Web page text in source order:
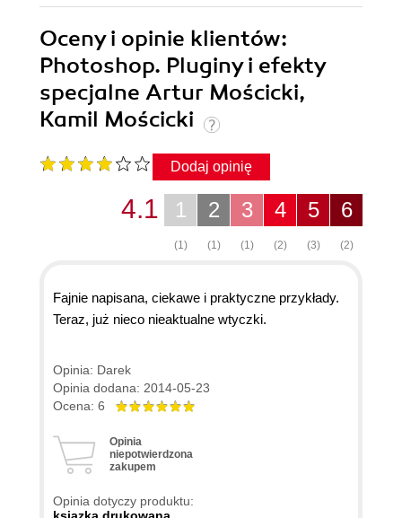
Oceny i opinie klientów:
Photoshop. Pluginy i efekty
specjalne Artur Mościcki,
Kamil Mościcki
Dodaj opinię
6
(2)
5
(3)
4
(2)
3
(1)
2
(1)
1
(1)
4.1
Fajnie napisana, ciekawe i praktyczne przykłady.
Teraz, już nieco nieaktualne wtyczki.
Opinia: Darek
Opinia dodana: 2014-05-23
Ocena: 6
Opinia
niepotwierdzona
zakupem
Opinia dotyczy produktu: